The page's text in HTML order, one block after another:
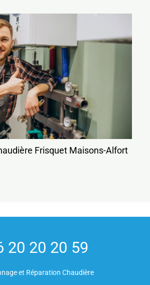
Frisquet Maisons-Alfort
20 20 20 59
et Réparation Chaudière